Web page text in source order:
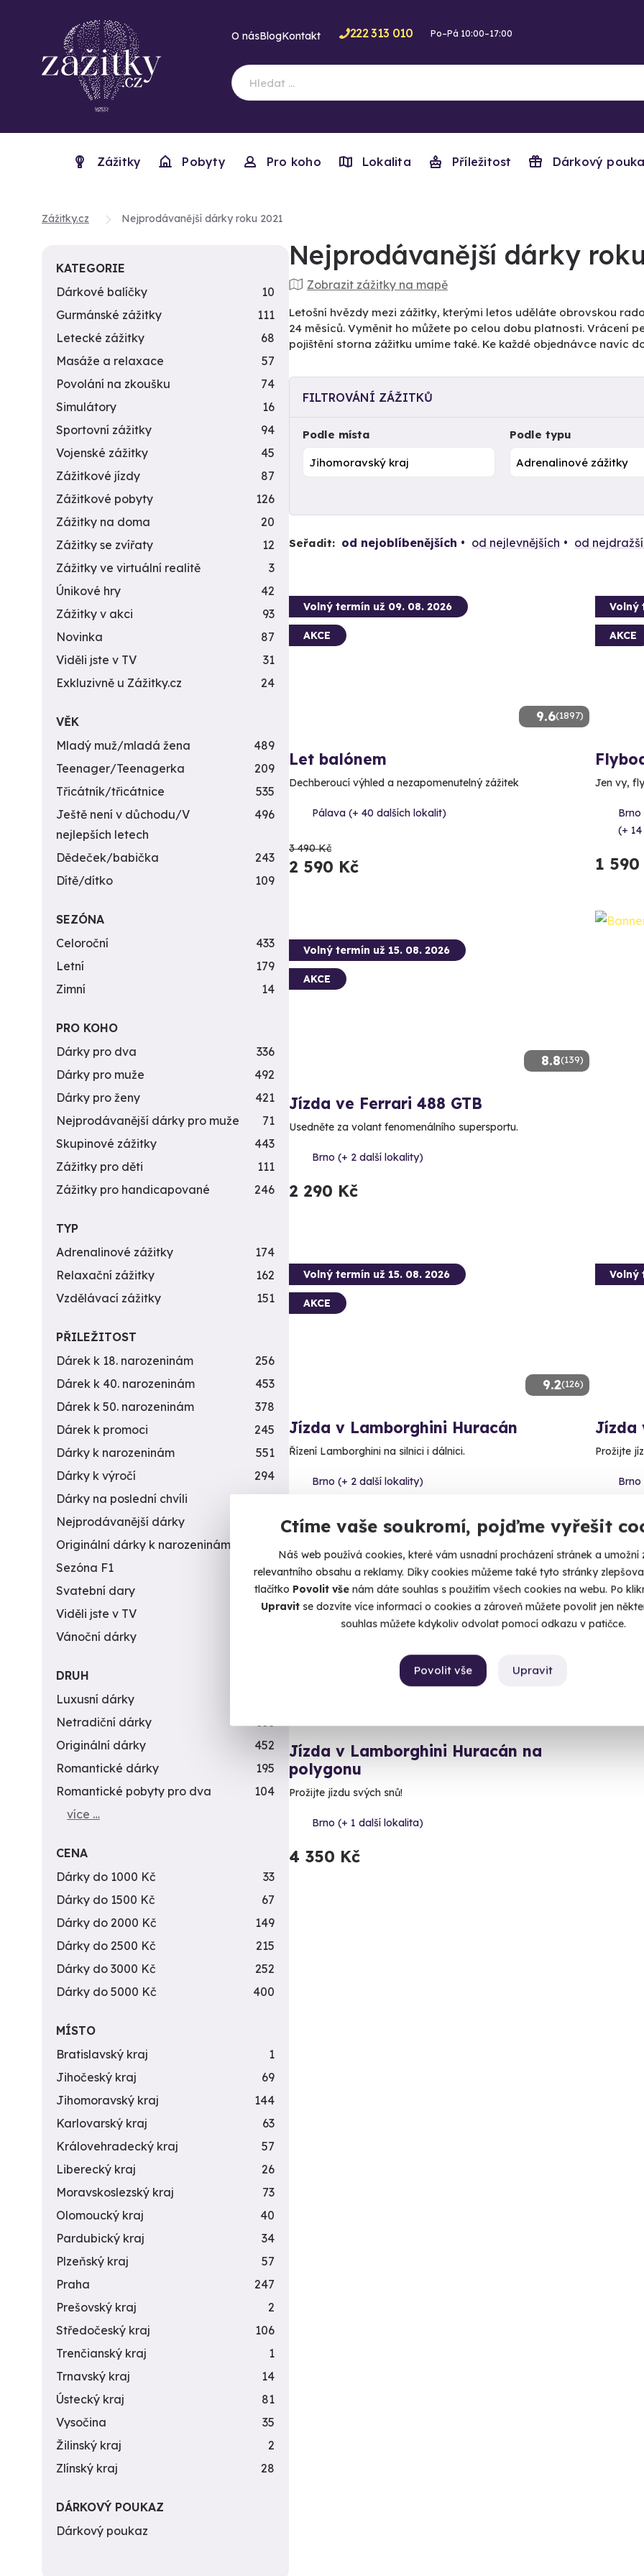
Ctíme vaše soukromí, pojďme vyřešit
Náš web používá cookies, které vám usnadní procházení stránek a umožní
relevantního obsahu a reklamy. Díky cookies můžeme také tyto stránky
tlačítko Povolit vše nám dáte souhlas s použitím všech cookies na webu. Po
Upravitse dozvíte více informací o cookies a zároveň můžete povolit jen
souhlas můžete kdykoliv odvolat pomocí odkazu v patičce.
Upravit
Povolit vše
O násBlogKontakt 222 313 010 Po–Pá 10:00–17:00
Zážitky Pobyty Pro koho Lokalita Příležitost Dárkový
Zážitky.cz Nejprodávanější dárky roku 2021
Nejprodávanější dárky
Zobrazit zážitky na mapě
Letošní hvězdy mezi zážitky, kterými letos uděláte obrovskou
24 měsíců. Vyměnit ho můžete po celou dobu platnosti. Vrácení
pojištění storna zážitku umíme také. Ke každé objednávce navíc
FILTROVÁNÍ ZÁŽITKŮ
Podle místa Podle typu
Seřadit: od nejoblíbenějších od nejlevnějších od
9.6(1897)
Volný termín už 09. 08. 2026
AKCE
Let balónem
Dechberoucí výhled a nezapomenutelný zážitek
Pálava (+ 40 dalších lokalit)
3 490 Kč
2 590 Kč
Volný
AKCE
Jen vy,
(+
1 590
8.8(139)
Volný termín už 15. 08. 2026
AKCE
Jízda ve Ferrari 488 GTB
Usedněte za volant fenomenálního supersportu.
Brno (+ 2 další lokality)
2 290 Kč
9.2(126)
Volný termín už 15. 08. 2026
AKCE
Jízda v Lamborghini Huracán
Řízení Lamborghini na silnici i dálnici.
Brno (+ 2 další lokality)
2 290 Kč
Volný
Jízda
Prožijte
4
Volný termín už 23. 08. 2026
Jízda v Lamborghini Huracán na
polygonu
Prožijte jízdu svých snů!
Brno (+ 1 další lokalita)
4 350 Kč
KATEGORIE
Dárkové balíčky
10
Gurmánské zážitky
111
Letecké zážitky
68
Masáže a relaxace
57
Povolání na zkoušku
74
Simulátory
16
Sportovní zážitky
94
Vojenské zážitky
45
Zážitkové jízdy
87
Zážitkové pobyty
126
Zážitky na doma
20
Zážitky se zvířaty
12
Zážitky ve virtuální realitě
3
Únikové hry
42
Zážitky v akci
93
Novinka
87
Viděli jste v TV
31
Exkluzivně u Zážitky.cz
24
VĚK
Mladý muž/mladá žena
489
Teenager/Teenagerka
209
Třicátník/třicátnice
535
Ještě není v důchodu/V
nejlepších letech
496
Dědeček/babička
243
Dítě/dítko
109
SEZÓNA
Celoroční
433
Letní
179
Zimní
14
PRO KOHO
Dárky pro dva
336
Dárky pro muže
492
Dárky pro ženy
421
Nejprodávanější dárky pro muže
71
Skupinové zážitky
443
Zážitky pro děti
111
Zážitky pro handicapované
246
TYP
Adrenalinové zážitky
174
Relaxační zážitky
162
Vzdělávací zážitky
151
PŘILEŽITOST
Dárek k 18. narozeninám
256
Dárek k 40. narozeninám
453
Dárek k 50. narozeninám
378
Dárek k promoci
245
Dárky k narozeninám
551
Dárky k výročí
294
Dárky na poslední chvíli
450
Nejprodávanější dárky
Originální dárky k narozeninám
Sezóna F1
4
Svatební dary
196
Viděli jste v TV
31
Vánoční dárky
DRUH
Luxusní dárky
Netradiční dárky
353
Originální dárky
452
Romantické dárky
195
Romantické pobyty pro dva
104
více …
CENA
Dárky do 1000 Kč
33
Dárky do 1500 Kč
67
Dárky do 2000 Kč
149
Dárky do 2500 Kč
215
Dárky do 3000 Kč
252
Dárky do 5000 Kč
400
MÍSTO
Bratislavský kraj
1
Jihočeský kraj
69
Jihomoravský kraj
144
Karlovarský kraj
63
Královehradecký kraj
57
Liberecký kraj
26
Moravskoslezský kraj
73
Olomoucký kraj
40
Pardubický kraj
34
Plzeňský kraj
57
Praha
247
Prešovský kraj
2
Středočeský kraj
106
Trenčianský kraj
1
Trnavský kraj
14
Ústecký kraj
81
Vysočina
35
Žilinský kraj
2
Zlínský kraj
28
DÁRKOVÝ POUKAZ
Dárkový poukaz